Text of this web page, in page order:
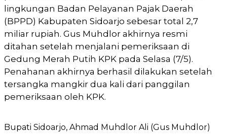
lingkungan Badan Pelayanan Pajak Daerah
(BPPD) Kabupaten Sidoarjo sebesar total 2,7
miliar rupiah. Gus Muhdlor akhirnya resmi
ditahan setelah menjalani pemeriksaan di
Gedung Merah Putih KPK pada Selasa (7/5).
Penahanan akhirnya berhasil dilakukan setelah
tersangka mangkir dua kali dari panggilan
pemeriksaan oleh KPK.
Bupati Sidoarjo, Ahmad Muhdlor Ali (Gus Muhdlor)